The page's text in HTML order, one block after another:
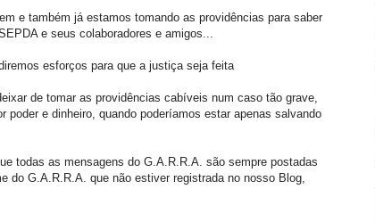
e também já estamos tomando as providências para saber
e seus colaboradores e amigos...
esforços para que a justiça seja feita
de tomar as providências cabíveis num caso tão grave,
e dinheiro, quando poderíamos estar apenas salvando
todas as mensagens do G.A.R.R.A. são sempre postadas
do G.A.R.R.A. que não estiver registrada no nosso Blog,